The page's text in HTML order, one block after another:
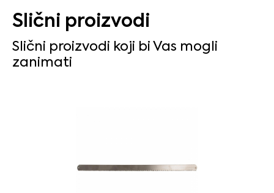
Slični proizvodi
Slični proizvodi koji bi Vas mogli
zanimati